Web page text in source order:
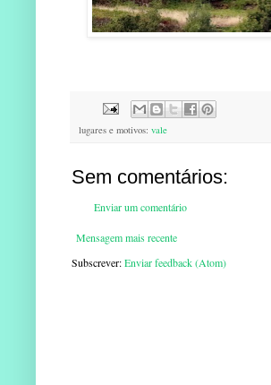
lugares e motivos: vale
Sem comentários:
Enviar um comentário
Mensagem mais recente
Subscrever:Enviar feedback (Atom)